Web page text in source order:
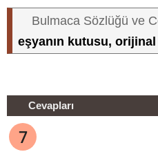
Bulmaca Sözlüğü ve
eşyanın kutusu,
Cevapları
7